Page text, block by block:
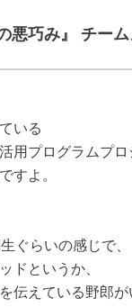
悪巧み』 チー
いる
用プログラムプ
すよ。
ぐらいの感じで、
ドというか、
伝えている野郎が